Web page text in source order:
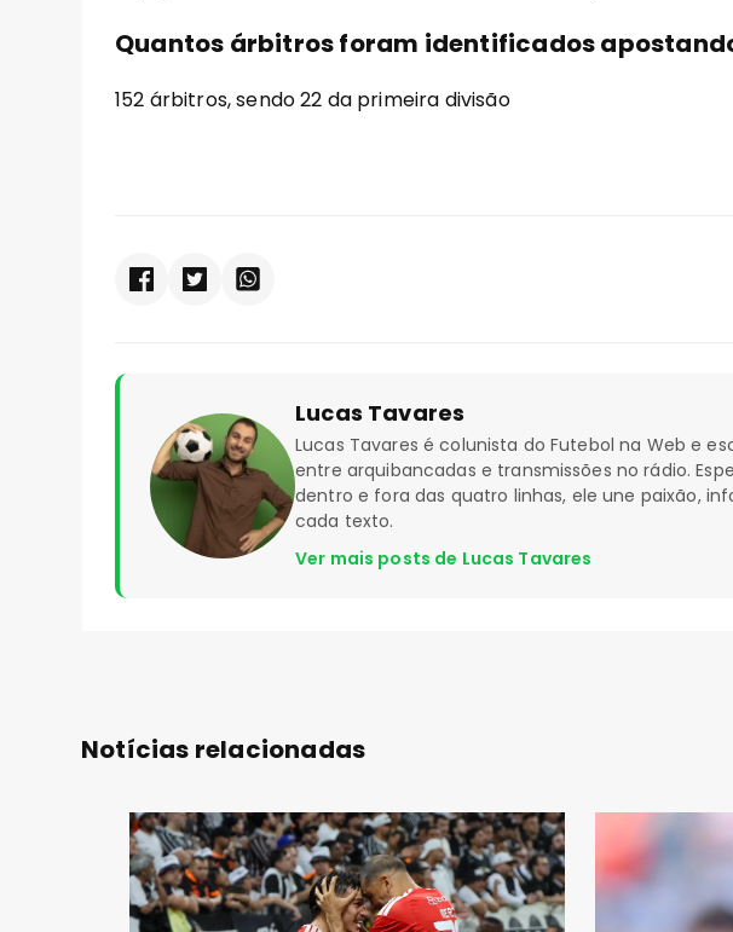
Quantos árbitros foram identificados
152 árbitros, sendo 22 da primeira divisão
Lucas Tavares
Lucas Tavares é colunista do Futebol na Web e
entre arquibancadas e transmissões no rádio.
dentro e fora das quatro linhas, ele une paixão,
cada texto.
Ver mais posts de Lucas Tavares
Notícias relacionadas